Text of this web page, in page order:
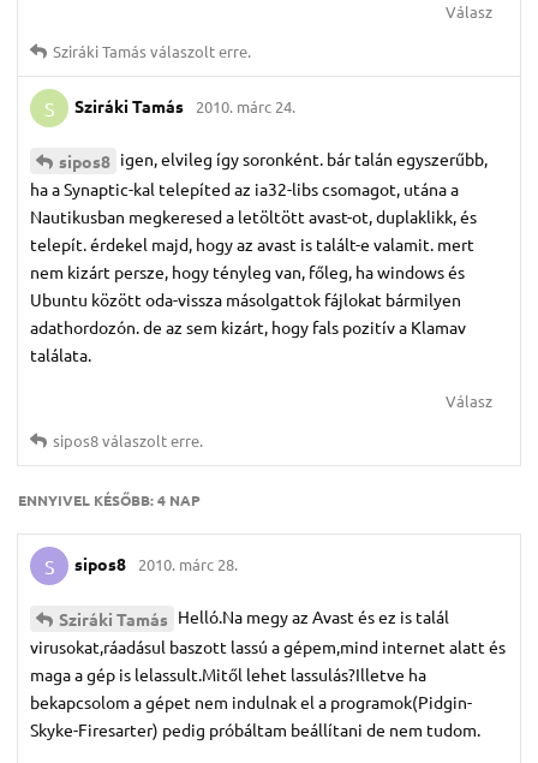
Válasz
Sziráki Tamásválaszolt erre.
S Sziráki Tamás 2010. márc 24.
sipos8 igen, elvileg így soronként. bár talán egyszerűbb,
ha a Synaptic-kal telepíted az ia32-libs csomagot, utána a
Nautikusban megkeresed a letöltött avast-ot, duplaklikk, és
telepít. érdekel majd, hogy az avast is talált-e valamit. mert
nem kizárt persze, hogy tényleg van, főleg, ha windows és
Ubuntu között oda-vissza másolgattok fájlokat bármilyen
adathordozón. de az sem kizárt, hogy fals pozitív a Klamav
találata.
Válasz
sipos8válaszolt erre.
ENNYIVEL KÉSŐBB:4 NAP
S sipos8 2010. márc 28.
Sziráki Tamás Helló.Na megy az Avast és ez is talál
virusokat,ráadásul baszott lassú a gépem,mind internet alatt és
maga a gép is lelassult.Mitől lehet lassulás?Illetve ha
bekapcsolom a gépet nem indulnak el a programok(Pidgin-
Skyke-Firesarter) pedig próbáltam beállítani de nem tudom.